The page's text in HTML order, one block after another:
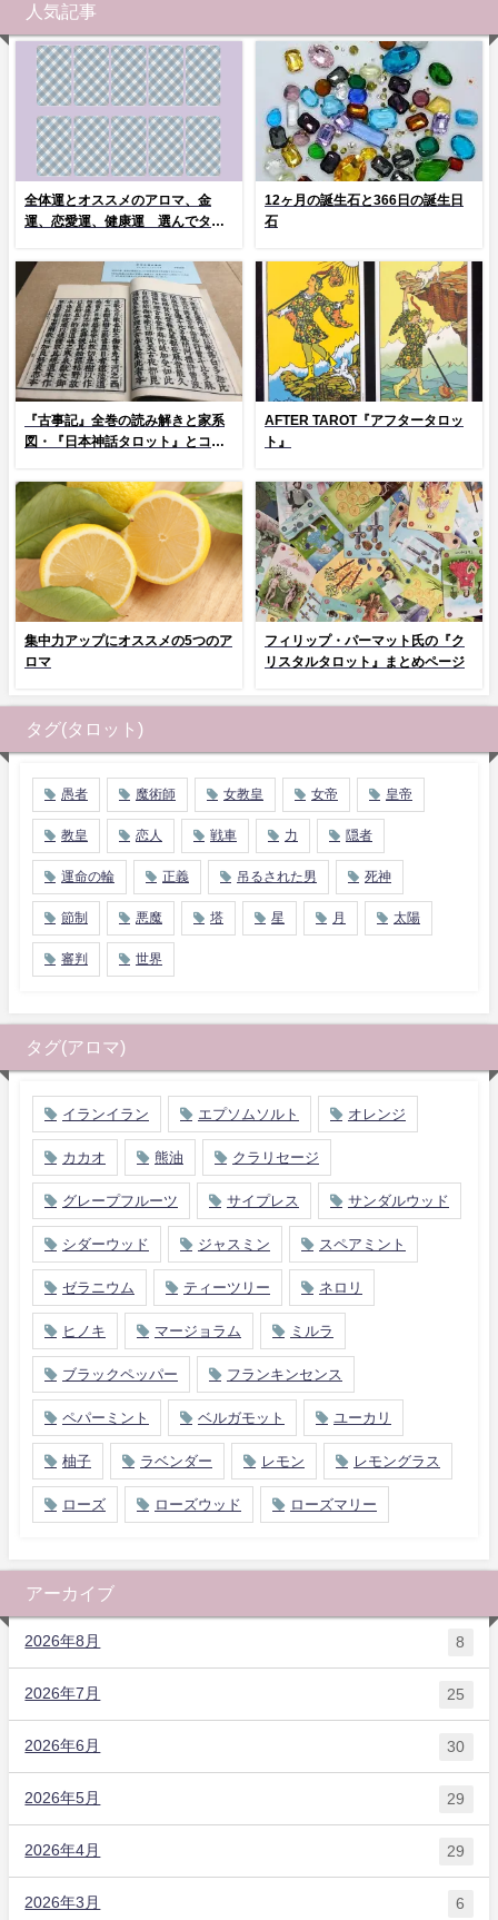
人気記事
全体運とオススメのアロマ、金
運、恋愛運、健康運 選んでタッ
12ヶ月の誕生石と366日の誕生日
石
『古事記』全巻の読み解きと家系
図・『日本神話タロット』とコラ
AFTER TAROT『アフタータロッ
ト』
集中力アップにオススメの5つのア
ロマ
フィリップ・パーマット氏の『ク
リスタルタロット』まとめページ
タグ(タロット)
愚者 魔術師 女教皇 女帝 皇帝
教皇 恋人 戦車 力 隠者
運命の輪 正義 吊るされた男 死神
節制 悪魔 塔 星 月 太陽
審判 世界
タグ(アロマ)
イランイラン エプソムソルト オレンジ
カカオ 熊油 クラリセージ
グレープフルーツ サイプレス サンダルウッド
シダーウッド ジャスミン スペアミント
ゼラニウム ティーツリー ネロリ
ヒノキ マージョラム ミルラ
ブラックペッパー フランキンセンス
ペパーミント ベルガモット ユーカリ
柚子 ラベンダー レモン レモングラス
ローズ ローズウッド ローズマリー
アーカイブ
2026年8月 8
2026年7月 25
2026年6月 30
2026年5月 29
2026年4月 29
2026年3月 6